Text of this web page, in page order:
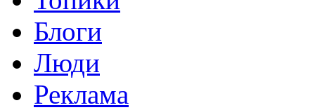
Блоги
Люди
Реклама